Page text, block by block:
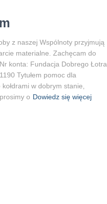
z naszej Wspólnoty przyjmują
materialne. Zachęcam do
konta: Fundacja Dobrego Łotra
Tytułem pomoc dla
w dobrym stanie,
o Dowiedz się więcej